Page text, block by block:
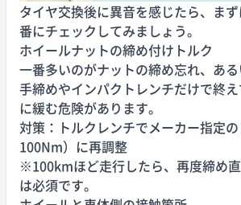
タイヤ交換後に異音を感じたら、ま
番にチェックしてみましょう。
ホイールナットの締め付けトルク
一番多いのがナットの締め忘れ、ある
手締めやインパクトレンチだけで終
に緩む危険があります。
対策：トルクレンチでメーカー指定の
100Nm）に再調整
※100kmほど走行したら、再度締め直
は必須です。